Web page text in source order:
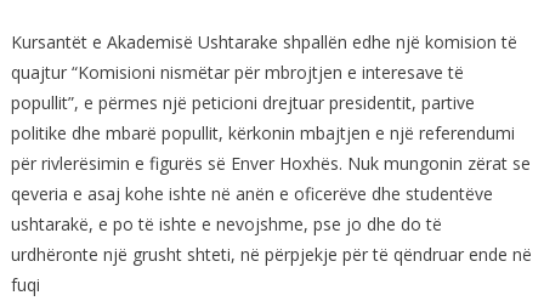
Kursantët e Akademisë Ushtarake shpallën edhe një komision të
quajtur “Komisioni nismëtar për mbrojtjen e interesave të
popullit”, e përmes një peticioni drejtuar presidentit, partive
politike dhe mbarë popullit, kërkonin mbajtjen e një referendumi
për rivlerësimin e figurës së Enver Hoxhës. Nuk mungonin zërat se
qeveria e asaj kohe ishte në anën e oficerëve dhe studentëve
ushtarakë, e po të ishte e nevojshme, pse jo dhe do të
urdhëronte një grusht shteti, në përpjekje për të qëndruar ende në
fuqi